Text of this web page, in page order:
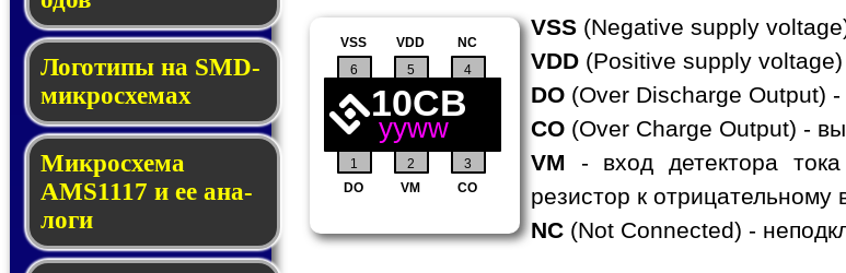
Логотипы на SMD-
мик­ро­схе­мах
Микросхема
AMS1117 и ее ана­
ло­ги
1 2 3
4
DO VM CO
NC
VDD
5
6
VSS
10CB
yyww
VSS (Negative supply
VDD (Positive supply
DO (Over Discharge Output)
CO (Over Charge Output) -
VM - вход детектора
резистор к отрицательному
NC (Not Connected) -